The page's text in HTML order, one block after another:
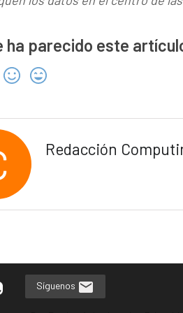
ha parecido este
Redacción
Síguenos